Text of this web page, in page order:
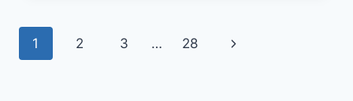
1 2 3 … 28